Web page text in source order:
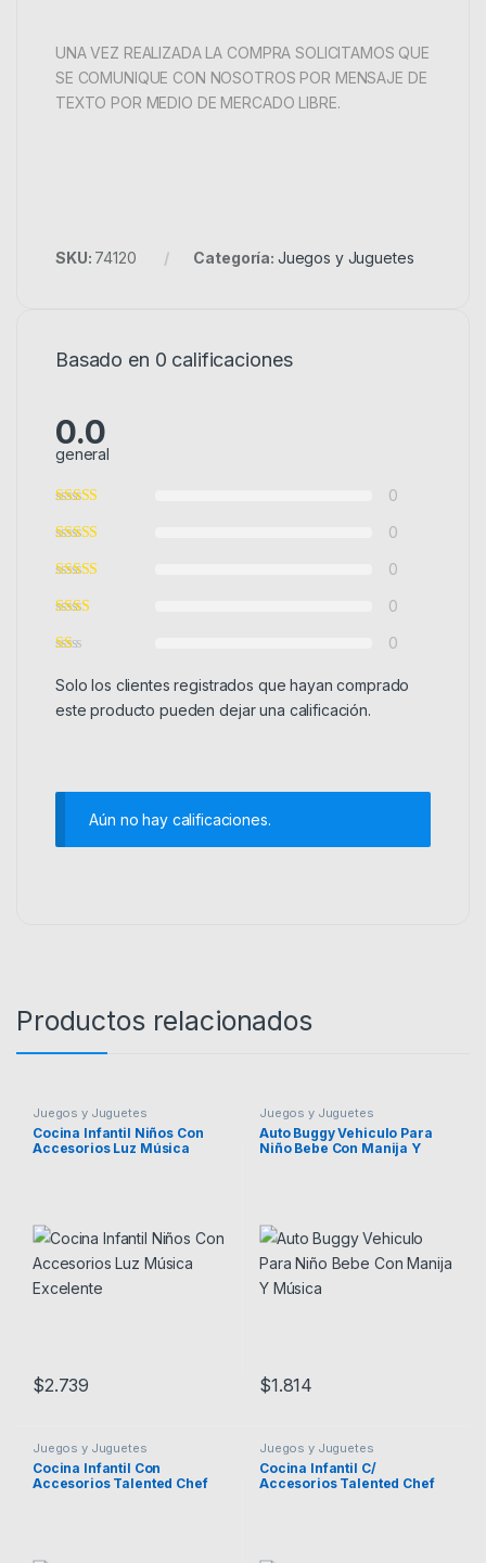
UNA VEZ REALIZADA LA COMPRA SOLICITAMOS QUE
SE COMUNIQUE CON NOSOTROS POR MENSAJE DE
TEXTO POR MEDIO DE MERCADO LIBRE.
SKU: 74120 Categoría: Juegos y Juguetes
Basado en 0 calificaciones
0.0
general
0
0
0
0
0
Solo los clientes registrados que hayan comprado
este producto pueden dejar una calificación.
Aún no hay calificaciones.
Productos relacionados
Juegos y Juguetes
Cocina Infantil Niños Con
Accesorios Luz Música
$2.739
Juegos y Juguetes
Auto Buggy Vehiculo Para
Niño Bebe Con Manija Y
$1.814
Juegos y Juguetes
Cocina Infantil Con
Accesorios Talented Chef
Juegos y Juguetes
Cocina Infantil C/
Accesorios Talented Chef